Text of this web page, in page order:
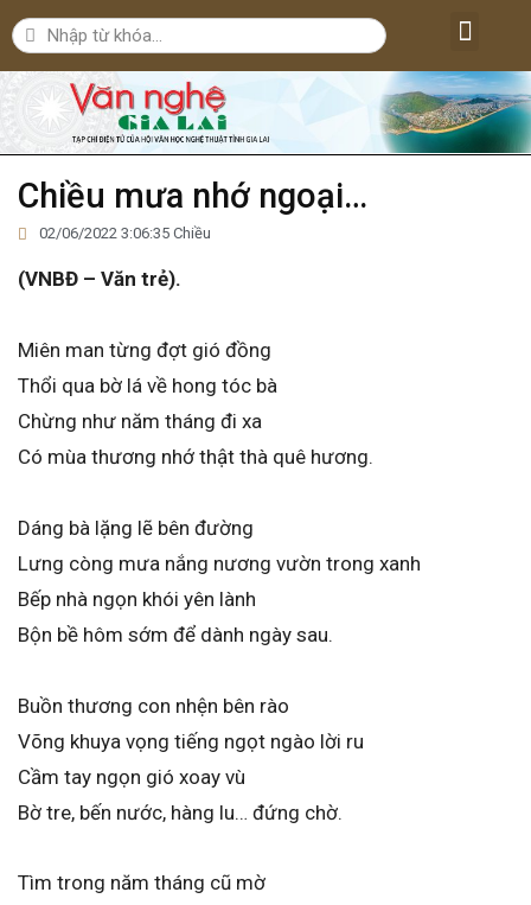
Chiều mưa nhớ ngoại…
02/06/2022 3:06:35 Chiều
(VNBĐ – Văn trẻ).
Miên man từng đợt gió đồng
Thổi qua bờ lá về hong tóc bà
Chừng như năm tháng đi xa
Có mùa thương nhớ thật thà quê hương.
Dáng bà lặng lẽ bên đường
Lưng còng mưa nắng nương vườn trong xanh
Bếp nhà ngọn khói yên lành
Bộn bề hôm sớm để dành ngày sau.
Buồn thương con nhện bên rào
Võng khuya vọng tiếng ngọt ngào lời ru
Cầm tay ngọn gió xoay vù
Bờ tre, bến nước, hàng lu… đứng chờ.
Tìm trong năm tháng cũ mờ